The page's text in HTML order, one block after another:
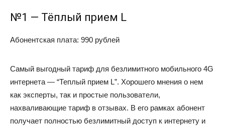
№1 — Тёплый прием L
Абонентская плата: 990 рублей
Самый выгодный тариф для безлимитного мобильного 4G
интернета — “Теплый прием L”. Хорошего мнения о нем
как эксперты, так и простые пользователи,
нахваливающие тариф в отзывах. В его рамках абонент
получает полностью безлимитный доступ к интернету и